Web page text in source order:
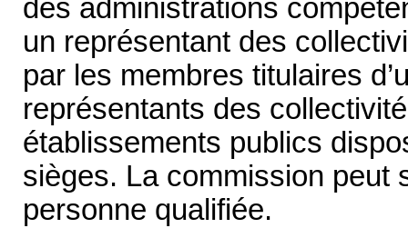
des administrations
un représentant des
par les membres titulaires
représentants des
établissements publics
sièges. La commission peut
personne qualifiée.